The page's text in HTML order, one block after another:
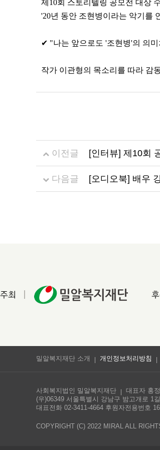
제10회 스토리텔링 공모전 대상
'20년 동안 조현병이라는 악기를
✔ "나는 앞으로도 '조현병'의 의
작가 이관형의 목소리를 따라 감
이전글 [인터뷰] 제10회
다음글 [오디오북] 배우
주최
밀알복지재단 소개 개인정보처리방침
사회복지법인 밀알복지재단 대표자 홍
(우)06349 서울특별시 강남구 밤고개로 1
대표전화 02-3411-4664 후원자전용번호
COPYRIGHT (C) 2022 MIRAL ALL